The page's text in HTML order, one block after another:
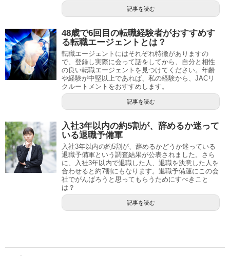
記事を読む
48歳で6回目の転職経験者がおすすめす
る転職エージェントとは？
転職エージェントにはそれぞれ特徴がありますの
で、登録し実際に会って話をしてから、自分と相性
の良い転職エージェントを見つけてください。年齢
や経験が中堅以上であれば、私の経験から、JACリ
クルートメントをおすすめします。
記事を読む
入社3年以内の約5割が、辞めるか迷って
いる退職予備軍
入社3年以内の約5割が、辞めるかどうか迷っている
退職予備軍という調査結果が公表されました。さら
に、入社3年以内で退職した人、退職を決意した人を
合わせると約7割にもなります。退職予備運にこの会
社でがんばろうと思ってもらうためにすべきこと
は？
記事を読む